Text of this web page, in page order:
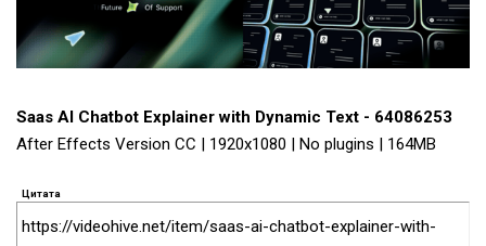
Saas AI Chatbot Explainer with Dynamic Text - 64086253
After Effects Version CC | 1920x1080 | No plugins | 164MB
Цитата
https://videohive.net/item/saas-ai-chatbot-explainer-with-